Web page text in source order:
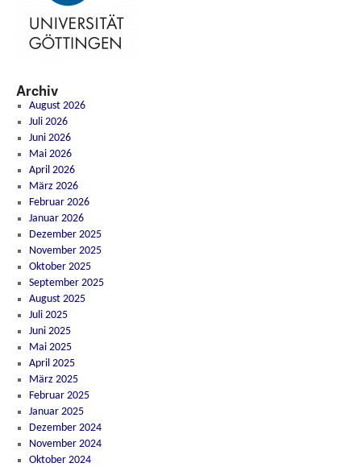
Archiv
August 2026
Juli 2026
Juni 2026
Mai 2026
April 2026
März 2026
Februar 2026
Januar 2026
Dezember 2025
November 2025
Oktober 2025
September 2025
August 2025
Juli 2025
Juni 2025
Mai 2025
April 2025
März 2025
Februar 2025
Januar 2025
Dezember 2024
November 2024
Oktober 2024